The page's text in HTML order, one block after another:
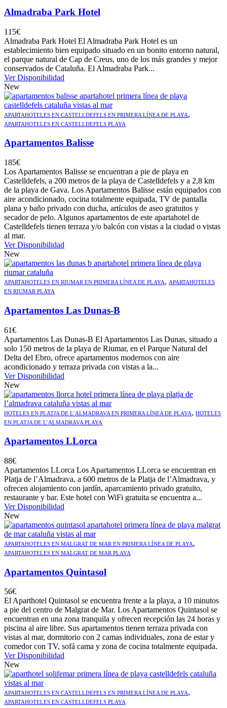
Almadraba Park Hotel
115€
Almadraba Park Hotel El Almadraba Park Hotel es un
establecimiento bien equipado situado en un bonito entorno natural,
el parque natural de Cap de Creus, uno de los más grandes y mejor
conservados de Cataluña. El Almadraba Park...
Ver Disponibilidad
New
APARTAHOTELES EN CASTELLDEFELS EN PRIMERA LÍNEA DE PLAYA,
APARTAHOTELES EN CASTELLDEFELS PLAYA
Apartamentos Balisse
185€
Los Apartamentos Balisse se encuentran a pie de playa en
Castelldefels, a 200 metros de la playa de Castelldefels y a 2,8 km
de la playa de Gava. Los Apartamentos Balisse están equipados con
aire acondicionado, cocina totalmente equipada, TV de pantalla
plana y baño privado con ducha, artículos de aseo gratuitos y
secador de pelo. Algunos apartamentos de este apartahotel de
Castelldefels tienen terraza y/o balcón con vistas a la ciudad o vistas
al mar.
Ver Disponibilidad
New
APARTAHOTELES EN RIUMAR EN PRIMERA LÍNEA DE PLAYA, APARTAHOTELES
EN RIUMAR PLAYA
Apartamentos Las Dunas-B
61€
Apartamentos Las Dunas-B El Apartamentos Las Dunas, situado a
solo 150 metros de la playa de Riumar, en el Parque Natural del
Delta del Ebro, ofrece apartamentos modernos con aire
acondicionado y terraza privada con vistas a la...
Ver Disponibilidad
New
HOTELES EN PLATJA DE L’ALMADRAVA EN PRIMERA LÍNEA DE PLAYA, HOTELES
EN PLATJA DE L’ALMADRAVA PLAYA
Apartamentos LLorca
88€
Apartamentos LLorca Los Apartamentos LLorca se encuentran en
Platja de l’Almadrava, a 600 metros de la Platja de l’Almadrava, y
ofrecen alojamiento con jardín, aparcamiento privado gratuito,
restaurante y bar. Este hotel con WiFi gratuita se encuentra a...
Ver Disponibilidad
New
APARTAHOTELES EN MALGRAT DE MAR EN PRIMERA LÍNEA DE PLAYA,
APARTAHOTELES EN MALGRAT DE MAR PLAYA
Apartamentos Quintasol
56€
El Aparthotel Quintasol se encuentra frente a la playa, a 10 minutos
a pie del centro de Malgrat de Mar. Los Apartamentos Quintasol se
encuentran en una zona tranquila y ofrecen recepción las 24 horas y
piscina al aire libre. Sus apartamentos tienen terraza privada con
vistas al mar, dormitorio con 2 camas individuales, zona de estar y
comedor con TV, sofá cama y zona de cocina totalmente equipada.
Ver Disponibilidad
New
APARTAHOTELES EN CASTELLDEFELS EN PRIMERA LÍNEA DE PLAYA,
APARTAHOTELES EN CASTELLDEFELS PLAYA